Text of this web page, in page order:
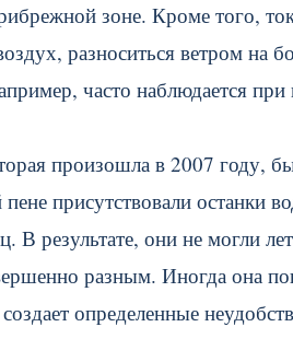
зоне. Кроме того,
разноситься ветром на
часто наблюдается
произошла в 2007 году,
присутствовали останки
результате, они не могли
разным. Иногда она
определенные